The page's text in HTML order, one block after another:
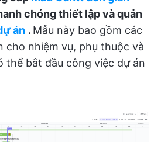
chóng thiết lập và quản
án . Mẫu này bao gồm các
cho nhiệm vụ, phụ thuộc và
thể bắt đầu công việc dự án